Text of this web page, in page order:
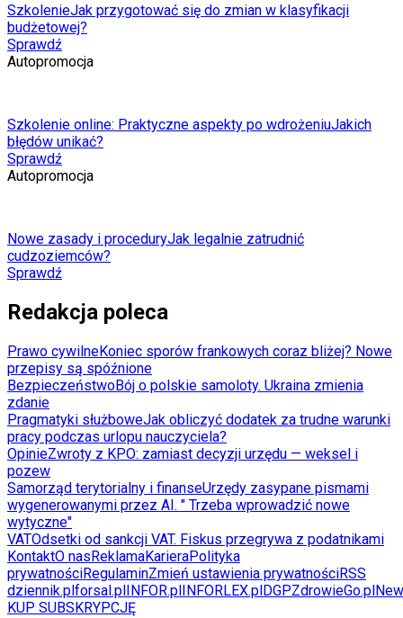
SzkolenieJak przygotować się do zmian w klasyfikacji
budżetowej?
Sprawdź
Autopromocja
Szkolenie online: Praktyczne aspekty po wdrożeniuJakich
błędów unikać?
Sprawdź
Autopromocja
Nowe zasady i proceduryJak legalnie zatrudnić
cudzoziemców?
Sprawdź
Redakcja poleca
Prawo cywilneKoniec sporów frankowych coraz bliżej? Nowe
przepisy są spóźnione
BezpieczeństwoBój o polskie samoloty. Ukraina zmienia
zdanie
Pragmatyki służboweJak obliczyć dodatek za trudne warunki
pracy podczas urlopu nauczyciela?
OpinieZwroty z KPO: zamiast decyzji urzędu — weksel i
pozew
Samorząd terytorialny i finanseUrzędy zasypane pismami
wygenerowanymi przez AI. " Trzeba wprowadzić nowe
wytyczne"
VATOdsetki od sankcji VAT. Fiskus przegrywa z podatnikami
KontaktO nasReklamaKarieraPolityka
prywatnościRegulaminZmień ustawienia prywatnościRSS
dziennik.plforsal.plINFOR.plINFORLEX.plDGPZdrowieGo.pl
KUP SUBSKRYPCJĘ